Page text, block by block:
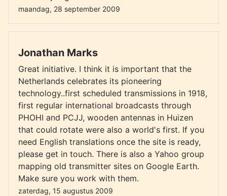
maandag, 28 september 2009
Jonathan Marks
Great initiative. I think it is important that the
Netherlands celebrates its pioneering
technology..first scheduled transmissions in 1918,
first regular international broadcasts through
PHOHI and PCJJ, wooden antennas in Huizen
that could rotate were also a world's first. If you
need English translations once the site is ready,
please get in touch. There is also a Yahoo group
mapping old transmitter sites on Google Earth.
Make sure you work with them.
zaterdag, 15 augustus 2009